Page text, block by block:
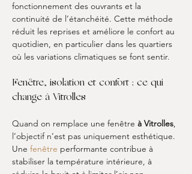
fonctionnement des ouvrants et la
continuité de l’étanchéité. Cette méthode
réduit les reprises et améliore le confort au
quotidien, en particulier dans les quartiers
où les variations climatiques se font sentir.
Fenêtre, isolation et confort : ce qui
change à Vitrolles
Quand on remplace une fenêtre à Vitrolles,
l’objectif n’est pas uniquement esthétique.
Une fenêtre performante contribue à
stabiliser la température intérieure, à